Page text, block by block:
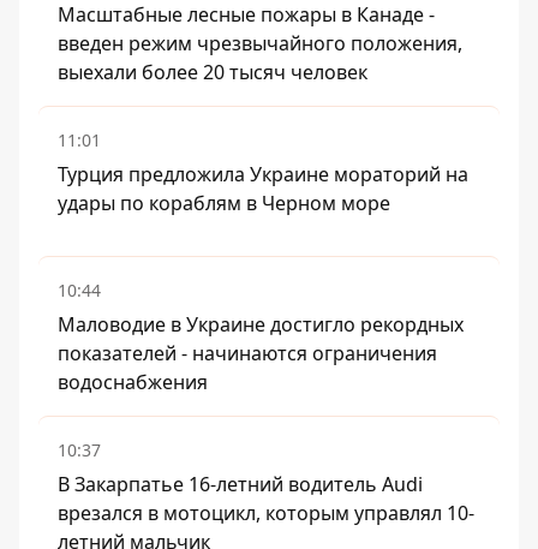
Масштабные лесные пожары в Канаде -
введен режим чрезвычайного положения,
выехали более 20 тысяч человек
11:01
Турция предложила Украине мораторий на
удары по кораблям в Черном море
10:44
Маловодие в Украине достигло рекордных
показателей - начинаются ограничения
водоснабжения
10:37
В Закарпатье 16-летний водитель Audi
врезался в мотоцикл, которым управлял 10-
летний мальчик